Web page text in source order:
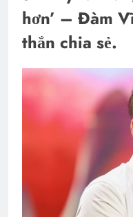
hơn’ – Đàm
thắn chia sẻ.